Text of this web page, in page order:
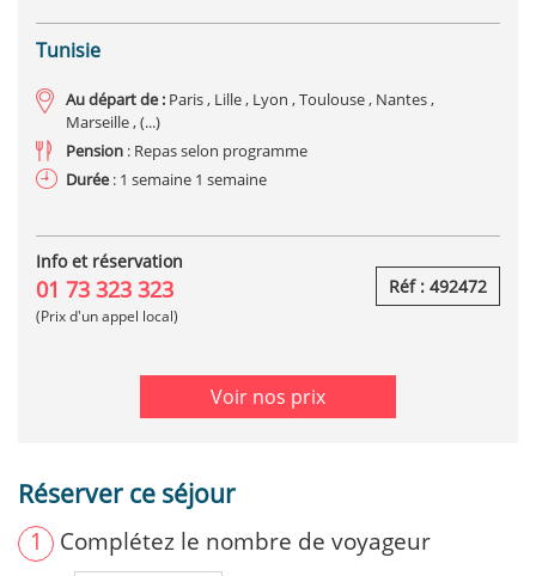
Tunisie
Au départ de : Paris , Lille , Lyon , Toulouse , Nantes ,
Marseille , (...)
Pension : Repas selon programme
Durée : 1 semaine 1 semaine
Info et réservation
01 73 323 323
(Prix d'un appel local)
Réf : 492472
Voir nos prix
Réserver ce séjour
1 Complétez le nombre de voyageur